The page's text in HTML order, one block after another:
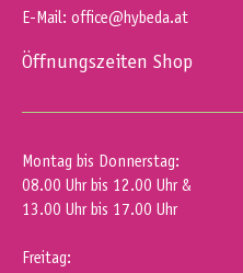
E-Mail: office@hybeda.at
Öffnungszeiten Shop
Montag bis Donnerstag:
08.00 Uhr bis 12.00 Uhr &
13.00 Uhr bis 17.00 Uhr
Freitag: